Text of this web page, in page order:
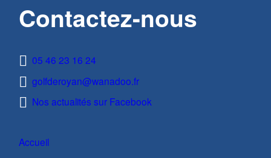
Contactez-nous
05 46 23 16 24
golfderoyan@wanadoo.fr
Nos actualités sur Facebook
Accueil